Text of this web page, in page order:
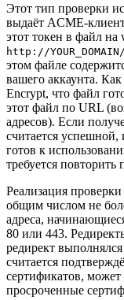
Этот тип проверки
выдаёт ACME-
этот токен в файл на
http://
этом файле
вашего аккаунта.
Encrypt, что файл
этот файл по URL
адресов). Если
считается
готов к
требуется
Реализация
общим числом не
адреса,
80 или 443.
редирект
считается
сертификатов,
просроченные